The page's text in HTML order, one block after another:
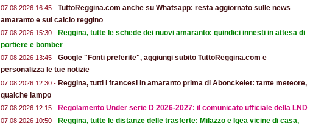
07.08.2026 16:45 - TuttoReggina.com anche su Whatsapp: resta aggiornato sulle news
amaranto e sul calcio reggino
07.08.2026 15:30 - Reggina, tutte le schede dei nuovi amaranto: quindici innesti in attesa di
portiere e bomber
07.08.2026 13:45 - Google "Fonti preferite", aggiungi subito TuttoReggina.com e
personalizza le tue notizie
07.08.2026 12:30 - Reggina, tutti i francesi in amaranto prima di Abonckelet: tante meteore,
qualche lampo
07.08.2026 12:15 - Regolamento Under serie D 2026-2027: il comunicato ufficiale della LND
07.08.2026 10:50 - Reggina, tutte le distanze delle trasferte: Milazzo e Igea vicine di casa,